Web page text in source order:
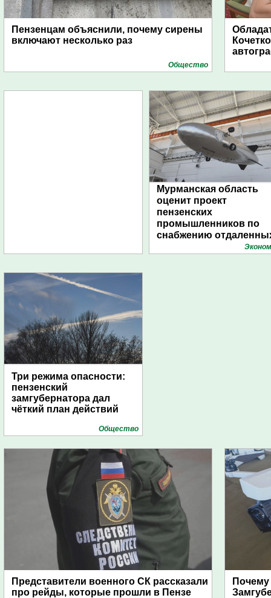
Пензенцам объяснили, почему сирены
включают несколько раз
Общество
Мурманская область
оценит проект
пензенских
промышленников по
снабжению
поселений с помощью
Три режима опасности:
пензенский
замгубернатора дал
чёткий план действий
Общество
Представители военного СК рассказали
про рейды, которые прошли в Пензе